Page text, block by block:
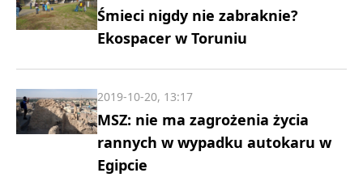
Śmieci nigdy nie zabraknie?
Ekospacer w Toruniu
MSZ: nie ma zagrożenia życia
rannych w wypadku autokaru w
Egipcie
2019-10-20, 13:17